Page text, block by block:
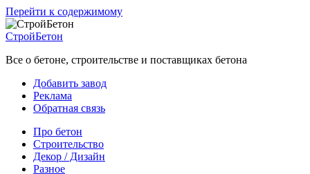
Перейти к содержимому
СтройБетон
Все о бетоне, строительстве и поставщиках бетона
Добавить завод
Реклама
Обратная связь
Про бетон
Строительство
Декор / Дизайн
Разное